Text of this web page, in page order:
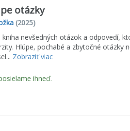
otázky
(2025)
kniha nevšedných otázok a odpovedí,
Hlúpe, pochabé a zbytočné otázky
Zobraziť viac
ihneď.